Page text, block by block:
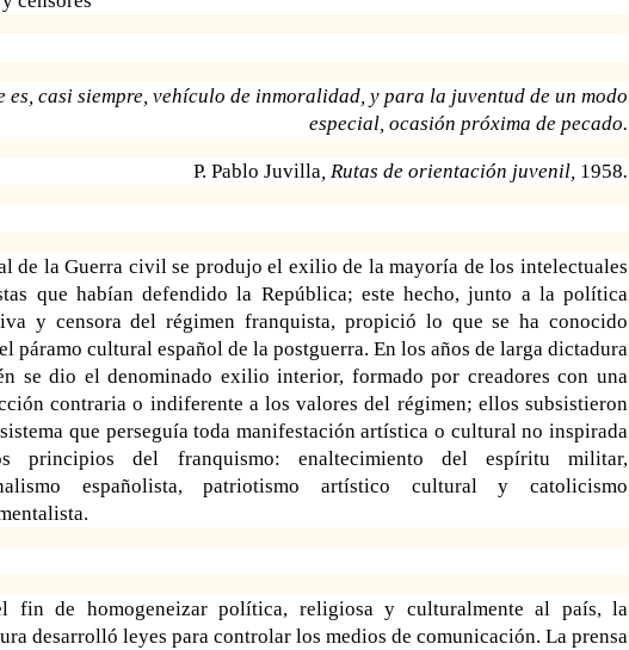
es, casi siempre, vehículo de inmoralidad, y para la juventud de un modo
especial, ocasión próxima de pecado.
P. Pablo Juvilla, Rutas de orientación juvenil, 1958.
de la Guerra civil se produjo el exilio de la mayoría de los intelectuales
que habían defendido la República; este hecho, junto a la política
y censora del régimen franquista, propició lo que se ha conocido
páramo cultural español de la postguerra. En los años de larga dictadura
se dio el denominado exilio interior, formado por creadores con una
contraria o indiferente a los valores del régimen; ellos subsistieron
que perseguía toda manifestación artística o cultural no inspirada
principios del franquismo: enaltecimiento del espíritu militar,
españolista, patriotismo artístico cultural y catolicismo
fin de homogeneizar política, religiosay culturalmente al país, la
desarrolló leyes para controlar los medios de comunicación. La prensa